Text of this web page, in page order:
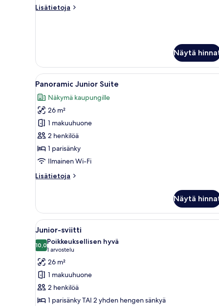
Lisätietoja
Lisätietoja
Näytä
Avaa
kaikki
huonetyypin
Panoramic
Junior
Suite
kuvat
Moderni hotellihuone, jossa
8
Panoramic Junior Suite
Näkymä kaupungille
26 m²
1 makuuhuone
2 henkilöä
1 parisänky
Ilmainen Wi-Fi
Lisätietoja
Lisätietoja
Suite
Näytä
Avaa
kaikki
huonetyypin
Junior-
sviitti
kuvat
Moderni hotellihuone, jossa
6
Junior-sviitti
10,010,0 kautta 10
Poikkeuksellisen hyvä
1 arvostelu
(1
arvostelu)
26 m²
1 makuuhuone
2 henkilöä
1 parisänky TAI 2 yhden hengen sänkyä